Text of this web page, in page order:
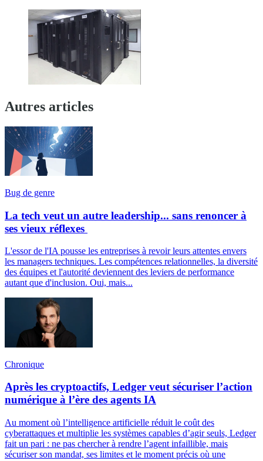
Autres articles
Bug de genre
La tech veut un autre leadership... sans renoncer à
ses vieux réflexes
L'essor de l'IA pousse les entreprises à revoir leurs attentes envers
les managers techniques. Les compétences relationnelles, la diversité
des équipes et l'autorité deviennent des leviers de performance
autant que d'inclusion. Oui, mais...
Chronique
Après les cryptoactifs, Ledger veut sécuriser l’action
numérique à l’ère des agents IA
Au moment où l’intelligence artificielle réduit le coût des
cyberattaques et multiplie les systèmes capables d’agir seuls, Ledger
fait un pari : ne pas chercher à rendre l’agent infaillible, mais
sécuriser son mandat, ses limites et le moment précis où une